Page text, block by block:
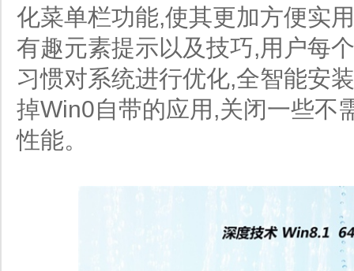
化菜单栏功能,使其更加方便实
有趣元素提示以及技巧,用户每
习惯对系统进行优化,全智能安
掉Win0自带的应用,关闭一些不
性能。